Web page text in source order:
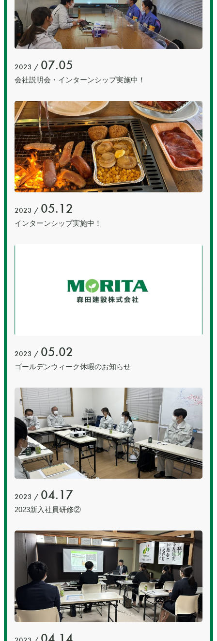
2023 / 07.05
会社説明会・インターンシップ実施中！
2023 / 05.12
インターンシップ実施中！
2023 / 05.02
ゴールデンウィーク休暇のお知らせ
2023 / 04.17
2023新入社員研修②